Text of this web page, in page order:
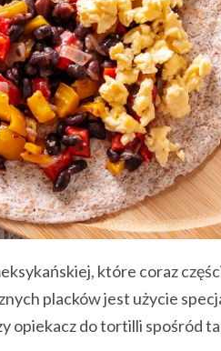
które coraz
placków jest użycie
opiekacz do tortilli spośród